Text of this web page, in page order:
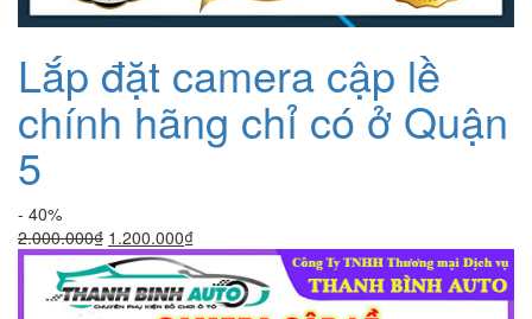
Lắp đặt camera cập lề
chính hãng chỉ có ở Quận
5
- 40%
2.000.000₫ Giá
gốc
là:
2.000.000₫.
1.200.000₫Giá
hiện
tại
là: